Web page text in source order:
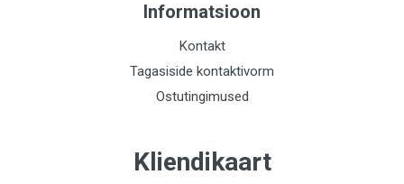
Informatsioon
Kontakt
Tagasiside kontaktivorm
Ostutingimused
Kliendikaart